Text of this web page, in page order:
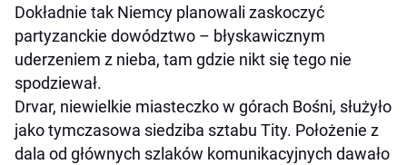
Dokładnie tak Niemcy planowali zaskoczyć
partyzanckie dowództwo – błyskawicznym
uderzeniem z nieba, tam gdzie nikt się tego nie
spodziewał.
Drvar, niewielkie miasteczko w górach Bośni, służyło
jako tymczasowa siedziba sztabu Tity. Położenie z
dala od głównych szlaków komunikacyjnych dawało